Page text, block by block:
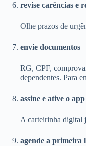
revise carências e
Olhe prazos de
envie documentos
RG, CPF,
dependentes. Para
assine e ative o app
A carteirinha digital
agende a primeira